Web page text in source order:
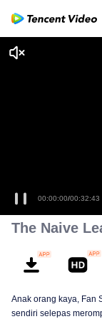
00:00:00/00:32:43
The Naive
Anak orang kaya, Fan
sendiri selepas